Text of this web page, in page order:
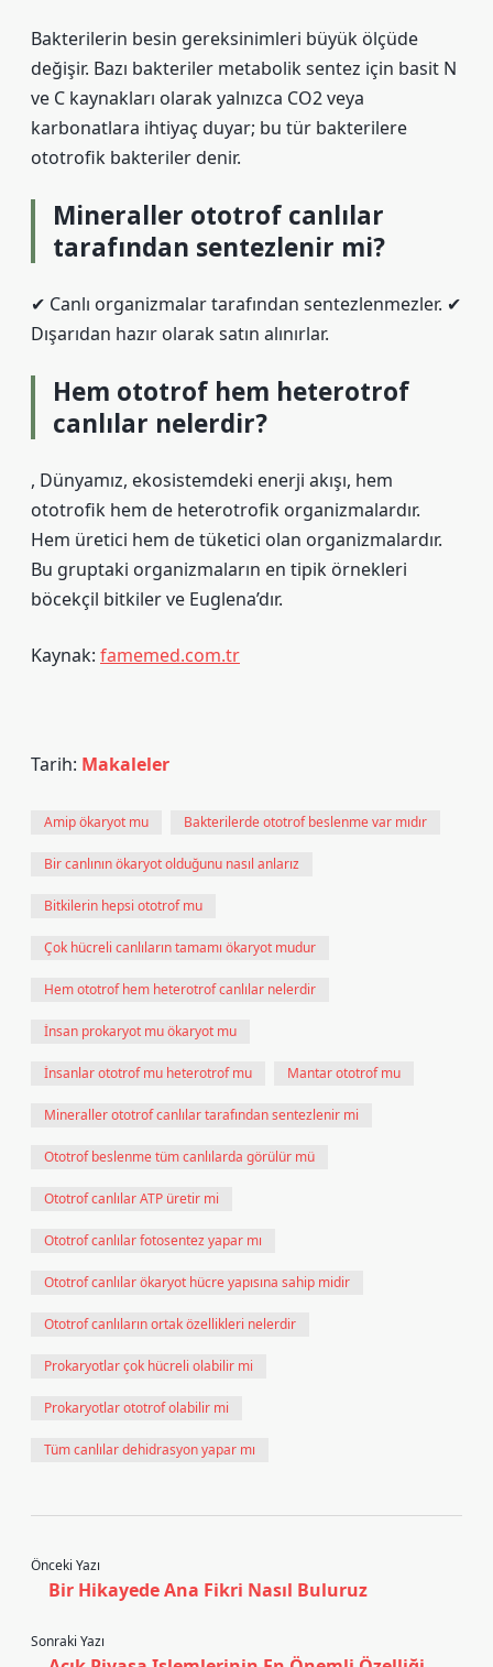
Bakterilerin besin gereksinimleri büyük ölçüde
değişir. Bazı bakteriler metabolik sentez için basit N
ve C kaynakları olarak yalnızca CO2 veya
karbonatlara ihtiyaç duyar; bu tür bakterilere
ototrofik bakteriler denir.
Mineraller ototrof canlılar
tarafından sentezlenir mi?
✔ Canlı organizmalar tarafından sentezlenmezler. ✔
Dışarıdan hazır olarak satın alınırlar.
Hem ototrof hem heterotrof
canlılar nelerdir?
, Dünyamız, ekosistemdeki enerji akışı, hem
ototrofik hem de heterotrofik organizmalardır.
Hem üretici hem de tüketici olan organizmalardır.
Bu gruptaki organizmaların en tipik örnekleri
böcekçil bitkiler ve Euglena’dır.
Kaynak: famemed.com.tr
Tarih: Makaleler
Amip ökaryot mu Bakterilerde ototrof beslenme var mıdır
Bir canlının ökaryot olduğunu nasıl anlarız
Bitkilerin hepsi ototrof mu
Çok hücreli canlıların tamamı ökaryot mudur
Hem ototrof hem heterotrof canlılar nelerdir
İnsan prokaryot mu ökaryot mu
İnsanlar ototrof mu heterotrof mu Mantar ototrof mu
Mineraller ototrof canlılar tarafından sentezlenir mi
Ototrof beslenme tüm canlılarda görülür mü
Ototrof canlılar ATP üretir mi
Ototrof canlılar fotosentez yapar mı
Ototrof canlılar ökaryot hücre yapısına sahip midir
Ototrof canlıların ortak özellikleri nelerdir
Prokaryotlar çok hücreli olabilir mi
Prokaryotlar ototrof olabilir mi
Tüm canlılar dehidrasyon yapar mı
Önceki Yazı
Bir Hikayede Ana Fikri Nasıl Buluruz
Sonraki Yazı